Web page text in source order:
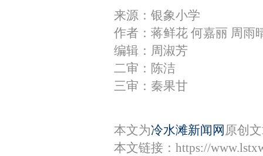
来源：银象小学
作者：蒋鲜花 何嘉丽 周雨
编辑：周淑芳
二审：陈洁
三审：秦果甘
本文为冷水滩新闻网 原创
本文链接： https://